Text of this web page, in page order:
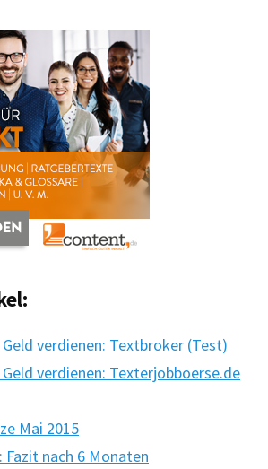
verdienen: Textbroker (Test)
verdienen: Texterjobboerse.de
Mai 2015
Fazit nach 6 Monaten